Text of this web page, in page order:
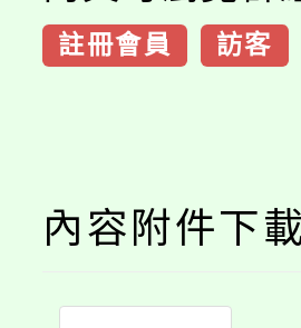
註冊會員 訪客
內容附件下